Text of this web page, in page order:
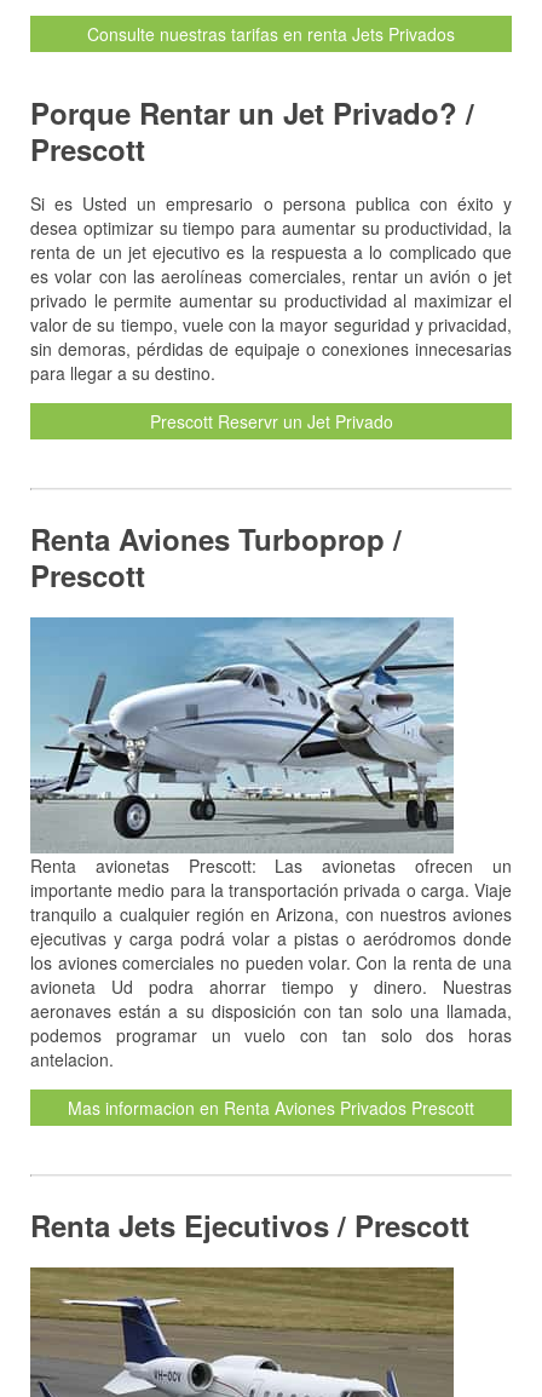
Consulte nuestras tarifas en renta Jets Privados
Porque Rentar un Jet Privado? /
Prescott
Si es Usted un empresario o persona publica con éxito y
desea optimizar su tiempo para aumentar su productividad, la
renta de un jet ejecutivo es la respuesta a lo complicado que
es volar con las aerolíneas comerciales, rentar un avión o jet
privado le permite aumentar su productividad al maximizar el
valor de su tiempo, vuele con la mayor seguridad y privacidad,
sin demoras, pérdidas de equipaje o conexiones innecesarias
para llegar a su destino.
Prescott Reservr un Jet Privado
Renta Aviones Turboprop /
Prescott
Renta avionetas Prescott: Las avionetas ofrecen un
importante medio para la transportación privada o carga. Viaje
tranquilo a cualquier región en Arizona, con nuestros aviones
ejecutivas y carga podrá volar a pistas o aeródromos donde
los aviones comerciales no pueden volar. Con la renta de una
avioneta Ud podra ahorrar tiempo y dinero. Nuestras
aeronaves están a su disposición con tan solo una llamada,
podemos programar un vuelo con tan solo dos horas
antelacion.
Mas informacion en Renta Aviones Privados Prescott
Renta Jets Ejecutivos / Prescott